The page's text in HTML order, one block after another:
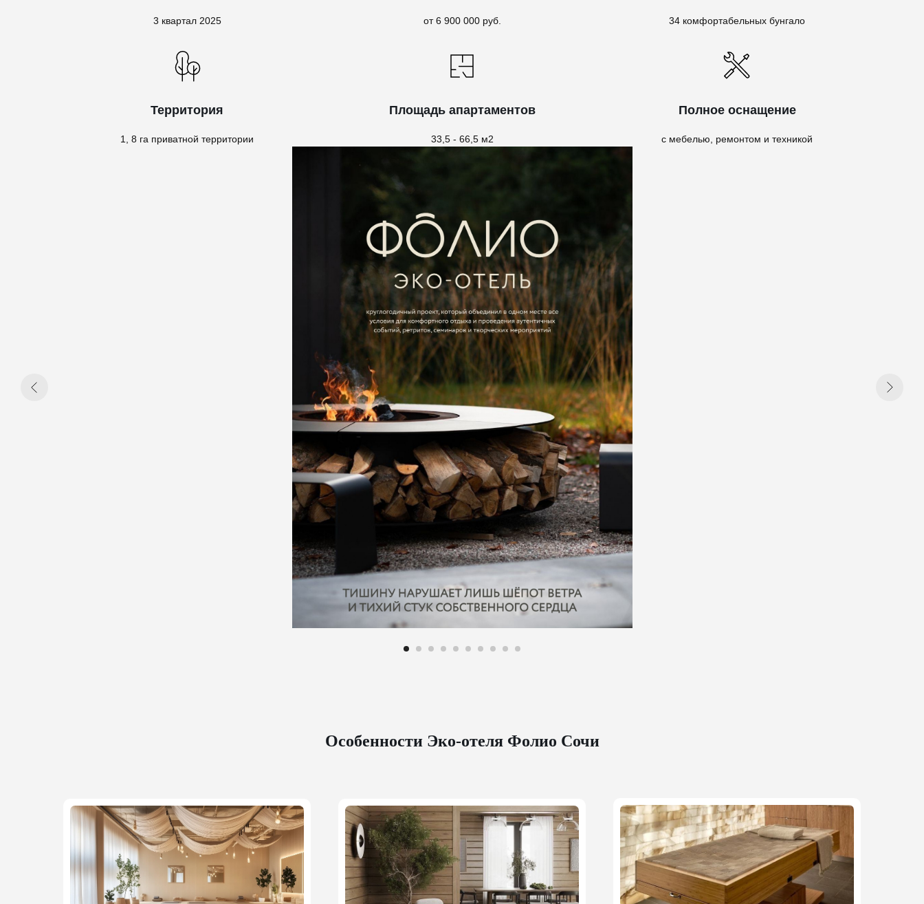
3 квартал 2025 от 6 900 000 руб. 34 комфортабельных бунгало
Территория
1, 8 га приватной территории
Площадь апартаментов
33,5 - 66,5 м2
Полное оснащение
с мебелью, ремонтом и техникой
Особенности Эко-отеля Фолио Сочи